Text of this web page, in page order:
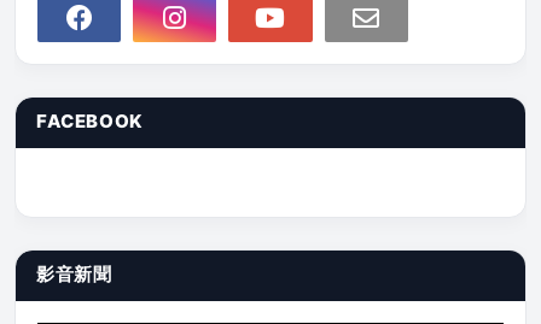
FACEBOOK
影音新聞